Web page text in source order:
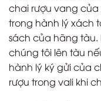
chai rượu vang
trong hành lý xách
sách của hãng tàu.
chúng tôi lên tàu
hành lý ký gửi của
rượu trong vali khi